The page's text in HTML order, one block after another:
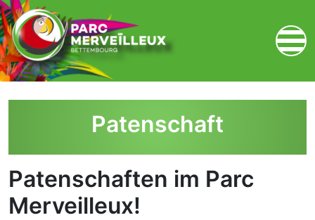
zum Inhalt
Patenschaft
Patenschaften im Parc
Merveilleux!